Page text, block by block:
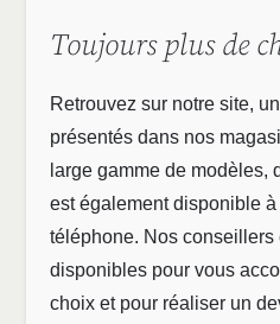
Toujours plus de
Retrouvez sur notre site,
présentés dans nos
large gamme de modèles,
est également disponible
téléphone. Nos
disponibles pour vous
choix et pour réaliser un